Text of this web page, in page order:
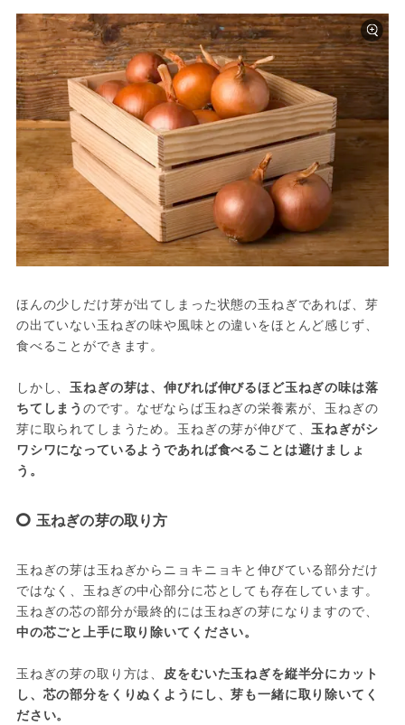
ほんの少しだけ芽が出てしまった状態の玉ねぎであれば、芽
の出ていない玉ねぎの味や風味との違いをほとんど感じず、
食べることができます。
しかし、玉ねぎの芽は、伸びれば伸びるほど玉ねぎの味は落
ちてしまうのです。なぜならば玉ねぎの栄養素が、玉ねぎの
芽に取られてしまうため。玉ねぎの芽が伸びて、玉ねぎがシ
ワシワになっているようであれば食べることは避けましょ
う。
玉ねぎの芽の取り方
玉ねぎの芽は玉ねぎからニョキニョキと伸びている部分だけ
ではなく、玉ねぎの中心部分に芯としても存在しています。
玉ねぎの芯の部分が最終的には玉ねぎの芽になりますので、
中の芯ごと上手に取り除いてください。
玉ねぎの芽の取り方は、 皮をむいた玉ねぎを縦半分にカット
し、芯の部分をくりぬくようにし、芽も一緒に取り除いてく
ださい。